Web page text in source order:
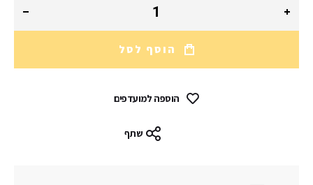
הוסף לסל
הוספה למועדפים
שתף